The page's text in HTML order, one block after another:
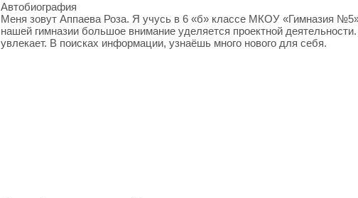
Автобиография
Меня зовут Аппаева Роза. Я учусь в 6 «б» классе МКОУ «Гимназия
нашей гимназии большое внимание уделяется проектной
увлекает. В поисках информации, узнаёшь много нового для себя.